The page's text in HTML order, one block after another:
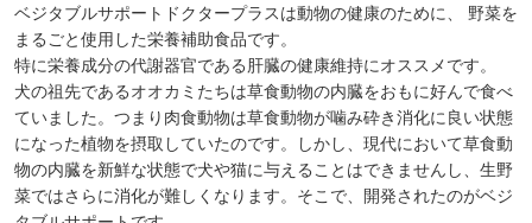
ベジタブルサポートドクタープラスは動物の健康のために、 野菜を
まるごと使用した栄養補助食品です。
特に栄養成分の代謝器官である肝臓の健康維持にオススメです。
犬の祖先であるオオカミたちは草食動物の内臓をおもに好んで食べ
ていました。つまり肉食動物は草食動物が噛み砕き消化に良い状態
になった植物を摂取していたのです。しかし、現代において草食動
物の内臓を新鮮な状態で犬や猫に与えることはできませんし、生野
菜ではさらに消化が難しくなります。そこで、開発されたのがベジ